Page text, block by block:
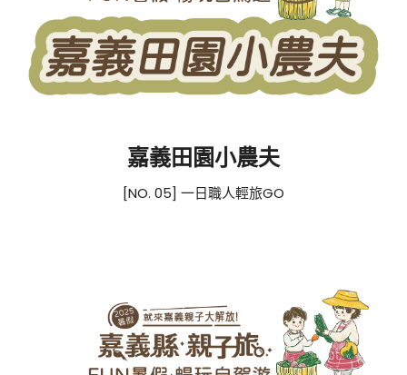
嘉義田園小農夫
[NO. 05] 一日職人輕旅GO